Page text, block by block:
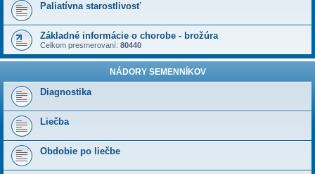
Paliatívna starostlivosť
Základné informácie o chorobe - brožúra
Celkom presmerovaní: 80440
NÁDORY SEMENNÍKOV
Diagnostika
Liečba
Obdobie po liečbe